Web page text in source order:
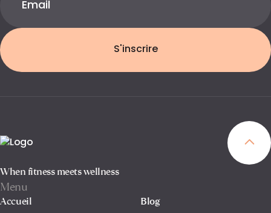
S'inscrire
When fitness meets wellness
Menu
Accueil Blog